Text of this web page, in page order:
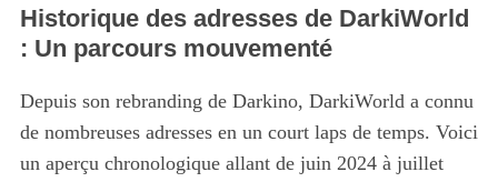
Historique des adresses de DarkiWorld
: Un parcours mouvementé
Depuis son rebranding de Darkino, DarkiWorld a connu
de nombreuses adresses en un court laps de temps. Voici
un aperçu chronologique allant de juin 2024 à juillet